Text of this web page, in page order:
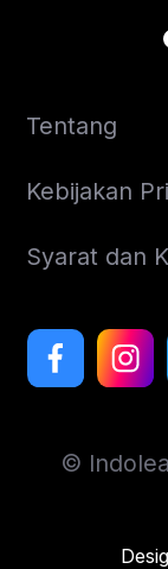
Tentang
Kebijakan
Syarat dan
©